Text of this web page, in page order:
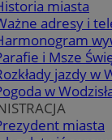
miasta
adresy i
i Msze
jazdy w
w
miasta